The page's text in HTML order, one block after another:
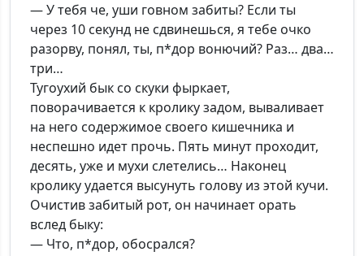
— У тебя че, уши говном забиты? Если ты
через 10 секунд не сдвинешься, я тебе очко
разорву, понял, ты, п*дор вонючий? Раз… два…
три…
Тугоухий бык со скуки фыркает,
поворачивается к кролику задом, вываливает
на него содержимое своего кишечника и
неспешно идет прочь. Пять минут проходит,
десять, уже и мухи слетелись… Наконец
кролику удается высунуть голову из этой кучи.
Очистив забитый рот, он начинает орать
вслед быку:
— Что, п*дор, обосрался?